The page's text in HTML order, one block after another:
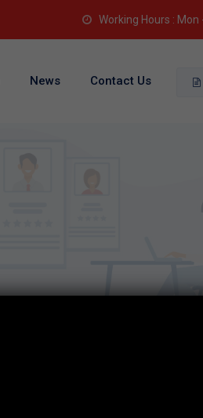
Working Hours : Mon
News Contact Us